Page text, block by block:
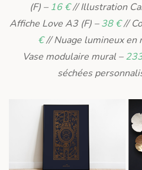
(F) – 16 €// Illustration
Affiche Love A3 (F) –38 €//
€// Nuage lumineux en
Vase modulaire mural –
séchées